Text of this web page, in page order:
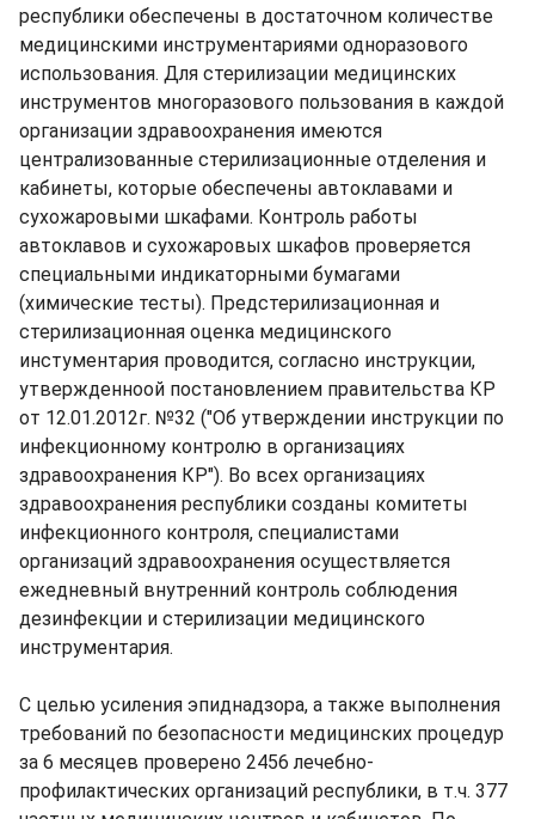
республики обеспечены в достаточном количестве
медицинскими инструментариями одноразового
использования. Для стерилизации медицинских
инструментов многоразового пользования в каждой
организации здравоохранения имеются
централизованные стерилизационные отделения и
кабинеты, которые обеспечены автоклавами и
сухожаровыми шкафами. Контроль работы
автоклавов и сухожаровых шкафов проверяется
специальными индикаторными бумагами
(химические тесты). Предстерилизационная и
стерилизационная оценка медицинского
инстументария проводится, согласно инструкции,
утвержденноой постановлением правительства КР
от 12.01.2012г. №32 ("Об утверждении инструкции по
инфекционному контролю в организациях
здравоохранения КР"). Во всех организациях
здравоохранения республики созданы комитеты
инфекционного контроля, специалистами
организаций здравоохранения осуществляется
ежедневный внутренний контроль соблюдения
дезинфекции и стерилизации медицинского
инструментария.
С целью усиления эпиднадзора, а также выполнения
требований по безопасности медицинских процедур
за 6 месяцев проверено 2456 лечебно-
профилактических организаций республики, в т.ч. 377